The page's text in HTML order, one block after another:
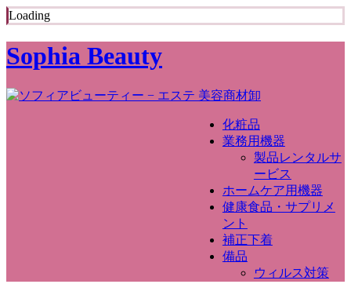
Loading
Sophia Beauty
化粧品
業務用機器
製品レンタルサ
ービス
ホームケア用機器
健康食品・サプリメ
ント
補正下着
備品
ウィルス対策